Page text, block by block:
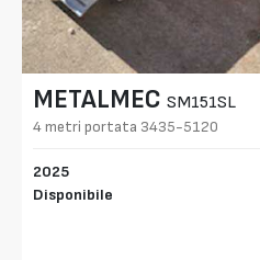
METALMEC SM151SL
4 metri portata 3435-5120
2025
Disponibile